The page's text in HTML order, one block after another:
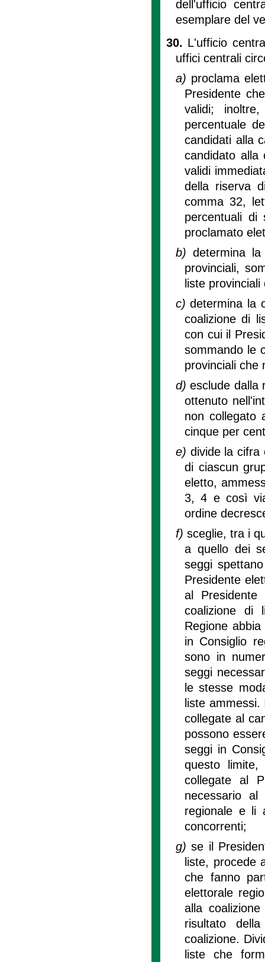
dell'ufficio
esemplare del
30. L'ufficio
uffici centrali
a) proclama
Presidente
validi;
percentuale
candidati alla
candidato
validi
della riserva
comma 32,
percentuali di
proclamato
b) determina
provinciali,
liste
c)determina la
coalizione di
con cui il
sommando le
provinciali che
d)esclude dalla
ottenuto
non collegato
cinque per
e) divide la cifra
di ciascun
eletto,
3, 4 e così
ordine
f) sceglie, tra i
a quello dei
seggi
Presidente
al
coalizione di
Regione
in Consiglio
sono in
seggi
le stesse
liste
collegate al
possono
seggi in
questo
collegate al
necessario al
regionale e li
concorrenti;
g)se il
liste, procede
che fanno
elettorale
alla
risultato
coalizione.
liste che